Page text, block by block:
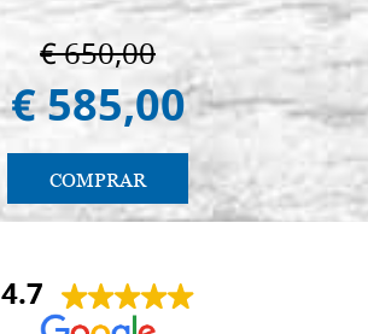
€ 650,00
€ 585,00
COMPRAR
4.7